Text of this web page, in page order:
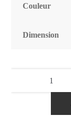
Couleur
Dimension